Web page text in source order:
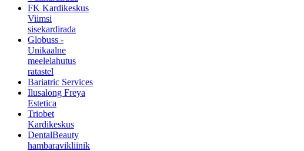
FK Kardikeskus
Viimsi
sisekardirada
Globuss -
Unikaalne
meelelahutus
ratastel
Bariatric Services
Ilusalong Freya
Estetica
Triobet
Kardikeskus
DentalBeauty
hambaravikliinik